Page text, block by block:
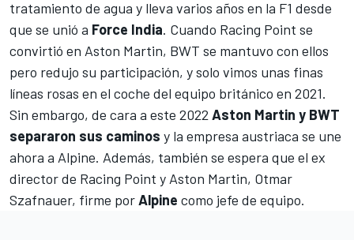
tratamiento de agua y lleva varios años en la F1 desde
que se unió a Force India. Cuando Racing Point se
convirtió en Aston Martin, BWT se mantuvo con ellos
pero redujo su participación, y solo vimos unas finas
líneas rosas en el coche del equipo británico en 2021.
Sin embargo, de cara a este 2022 Aston Martin y BWT
separaron sus caminos y la empresa austriaca se une
ahora a Alpine. Además, también se espera que el ex
director de Racing Point y Aston Martin, Otmar
Szafnauer, firme porAlpine como jefe de equipo.